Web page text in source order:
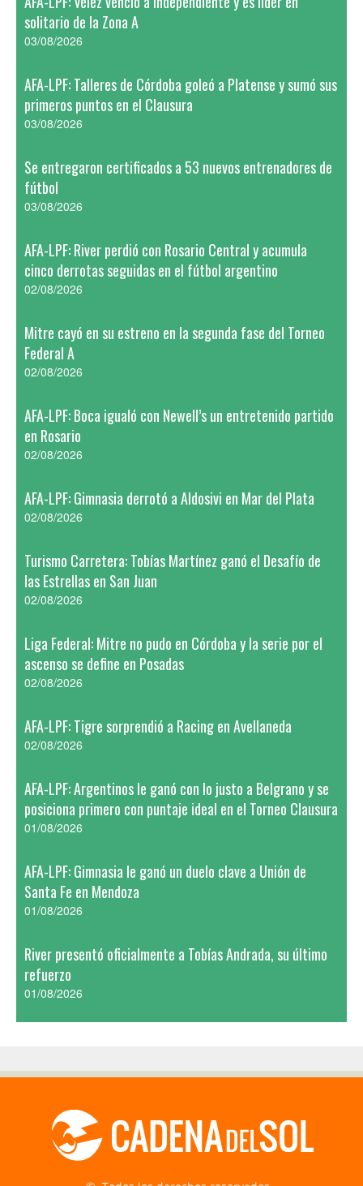
solitario de la Zona A
03/08/2026
AFA-LPF: Talleres de Córdoba goleó a Platense y sumó sus
primeros puntos en el Clausura
03/08/2026
Se entregaron certificados a 53 nuevos entrenadores de
fútbol
03/08/2026
AFA-LPF: River perdió con Rosario Central y acumula
cinco derrotas seguidas en el fútbol argentino
02/08/2026
Mitre cayó en su estreno en la segunda fase del Torneo
Federal A
02/08/2026
AFA-LPF: Boca igualó con Newell’s un entretenido partido
en Rosario
02/08/2026
AFA-LPF: Gimnasia derrotó a Aldosivi en Mar del Plata
02/08/2026
Turismo Carretera: Tobías Martínez ganó el Desafío de
las Estrellas en San Juan
02/08/2026
Liga Federal: Mitre no pudo en Córdoba y la serie por el
ascenso se define en Posadas
02/08/2026
AFA-LPF: Tigre sorprendió a Racing en Avellaneda
02/08/2026
AFA-LPF: Argentinos le ganó con lo justo a Belgrano y se
posiciona primero con puntaje ideal en el Torneo Clausura
01/08/2026
AFA-LPF: Gimnasia le ganó un duelo clave a Unión de
Santa Fe en Mendoza
01/08/2026
River presentó oficialmente a Tobías Andrada, su último
refuerzo
01/08/2026